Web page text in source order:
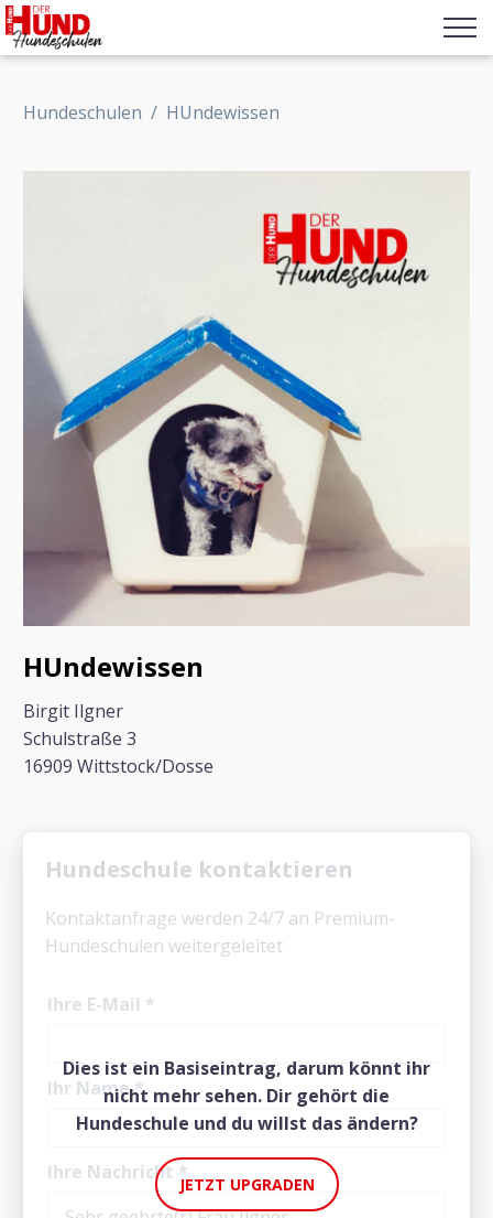
Hundeschulen / HUndewissen
HUndewissen
Birgit Ilgner
Schulstraße 3
16909 Wittstock/Dosse
Dies ist ein Basiseintrag, darum könnt ihr
nicht mehr sehen. Dir gehört die
Hundeschule und du willst das ändern?
JETZT UPGRADEN
Hundeschule kontaktieren
Kontaktanfrage werden 24/7 an Premium-
Hundeschulen weitergeleitet
Ihre E-Mail *
Ihr Name*
Ihre Nachricht *